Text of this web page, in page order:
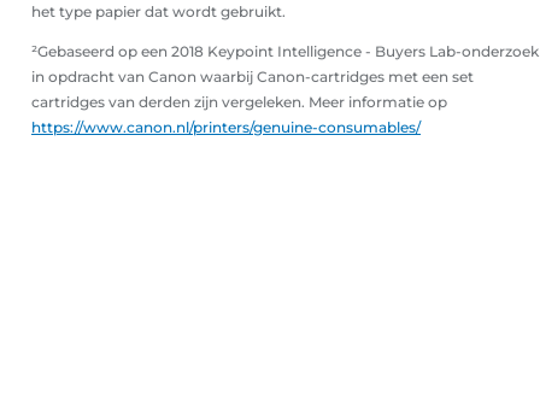
het type papier dat wordt gebruikt.
²Gebaseerd op een 2018 Keypoint Intelligence - Buyers Lab-onderzoek
in opdracht van Canon waarbij Canon-cartridges met een set
cartridges van derden zijn vergeleken. Meer informatie op
https://www.canon.nl/printers/genuine-consumables/